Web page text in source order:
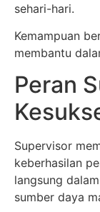
sehari-hari.
Kemampuan
membantu
Peran
Supervisor
keberhasilan
langsung
sumber daya